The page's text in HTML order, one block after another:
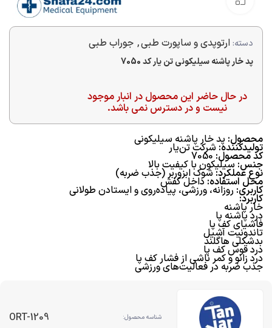
دسته: ارتوپدی و ساپورت طبی, جوراب طبی
پد خار پاشنه سیلیکونی تن یار کد 7050
در حال حاضر این محصول در انبار موجود
نیست و در دسترس نمی باشد.
محصول: پد خار پاشنه سیلیکونی
تولیدکننده: شرکت تن‌یار
کد محصول:7050
جنس: سیلیکون با کیفیت بالا
نوع عملکرد:شوک ابزوربر (جذب ضربه)
محل استفاده:داخل کفش
کاربری: روزانه، ورزشی، پیاده‌روی و ایستادن طولانی
کاربرد:
خار پاشنه
درد پاشنه پا
فاشیای کف پا
تاندونیت آشیل
بدشکلی هاگلند
درد قوس کف پا
درد زانو و کمر ناشی از فشار کف پا
جذب ضربه در فعالیت‌های ورزشی
شناسه محصول: ORT-1209